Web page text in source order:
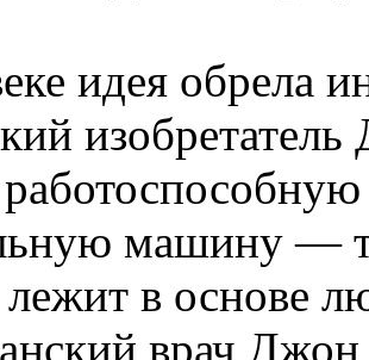
идея обрела
машину —
лежит в основе
врач Джон